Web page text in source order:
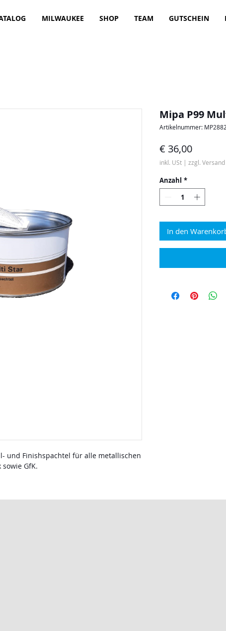
MILWAUKEE SHOP TEAM GUTSCHEIN
und Finishspachtel für alle metallischen
GfK.
Mipa P99
Artikelnummer:
€ 36,00Preis
inkl. USt | zzgl. Versand
Anzahl *
In den